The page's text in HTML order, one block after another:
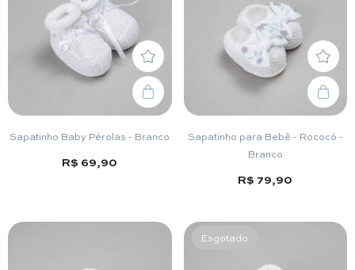
Sapatinho Baby Pérolas - Branco
R$ 69,90
Sapatinho para Bebê - Rococó -
Branco
R$ 79,90
Esgotado